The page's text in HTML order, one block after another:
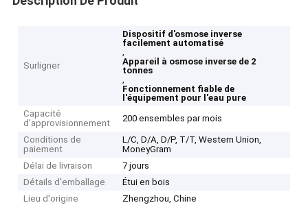
Surligner
Dispositif d'osmose inverse
facilement automatisé
,
Appareil à osmose inverse de 2
tonnes
,
Fonctionnement fiable de
l'équipement pour l'eau pure
Capacité
d'approvisionnement
200 ensembles par mois
Conditions de
paiement
L/C, D/A, D/P, T/T, Western Union,
MoneyGram
Délai de livraison
7 jours
Détails d'emballage
Étui en bois
Lieu d'origine
Zhengzhou, Chine